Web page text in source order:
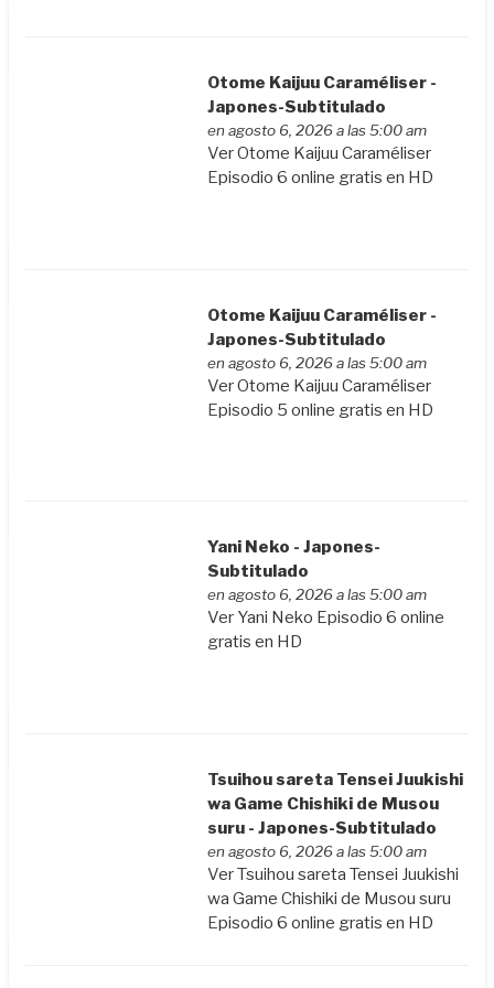
Otome Kaijuu Caraméliser -
Japones-Subtitulado
en agosto 6, 2026 a las 5:00 am
Ver Otome Kaijuu Caraméliser
Episodio 6 online gratis en HD
Otome Kaijuu Caraméliser -
Japones-Subtitulado
en agosto 6, 2026 a las 5:00 am
Ver Otome Kaijuu Caraméliser
Episodio 5 online gratis en HD
Yani Neko - Japones-
Subtitulado
en agosto 6, 2026 a las 5:00 am
Ver Yani Neko Episodio 6 online
gratis en HD
Tsuihou sareta Tensei Juukishi
wa Game Chishiki de Musou
suru - Japones-Subtitulado
en agosto 6, 2026 a las 5:00 am
Ver Tsuihou sareta Tensei Juukishi
wa Game Chishiki de Musou suru
Episodio 6 online gratis en HD